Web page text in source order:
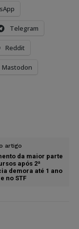
Telegram
Reddit
Mastodon
artigo
da maior parte
após 2ª
demora até 1 ano
no STF